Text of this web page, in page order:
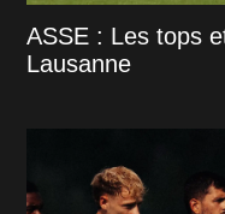
ASSE : Les tops
Lausanne